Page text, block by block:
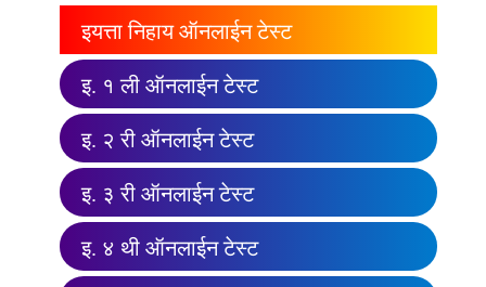
इयत्ता निहाय ऑनलाईन टेस्ट
इ. १ ली ऑनलाईन टेस्ट
इ. २ री ऑनलाईन टेस्ट
इ. ३ री ऑनलाईन टेस्ट
इ. ४ थी ऑनलाईन टेस्ट